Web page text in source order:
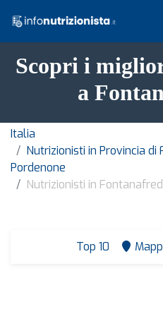
Scopri i
a
Italia
Nutrizionisti in Provincia di
Pordenone
Nutrizionisti in
Top 10